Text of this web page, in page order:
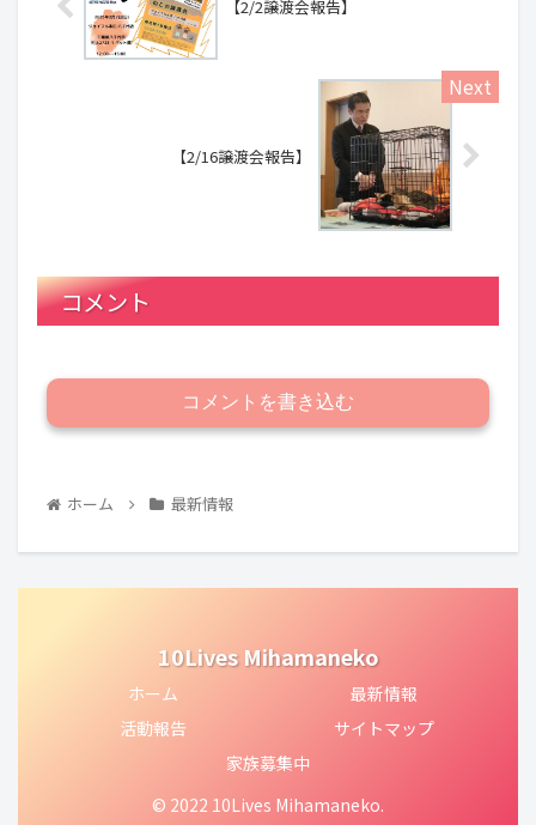
【2/2譲渡会報告】
【2/16譲渡会報告】
コメント
コメントを書き込む
ホーム 最新情報
10Lives Mihamaneko
ホーム
最新情報
活動報告
サイトマップ
家族募集中
© 2022 10Lives Mihamaneko.